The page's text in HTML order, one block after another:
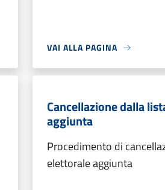
VAI ALLA PAGINA
Cancellazione dalla
aggiunta
Procedimento di
elettorale aggiunta